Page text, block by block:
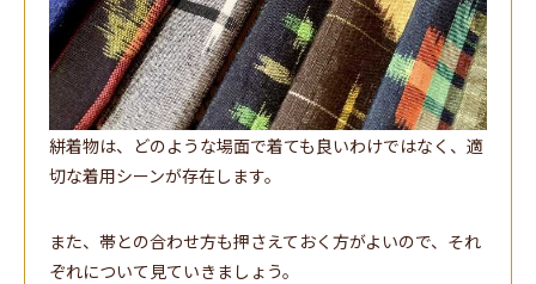
絣着物は、どのような場面で着ても良いわけではなく、適
切な着用シーンが存在します。
また、帯との合わせ方も押さえておく方がよいので、それ
ぞれについて見ていきましょう。